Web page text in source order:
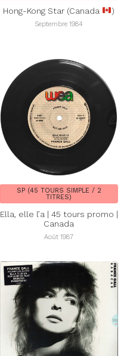
Hong-Kong Star (Canada )
Septembre 1984
SP (45 TOURS SIMPLE / 2
TITRES)
Ella, elle l’a | 45 tours promo |
Canada
Août 1987